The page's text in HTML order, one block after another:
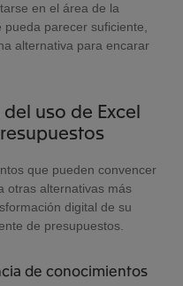
en el área de la
pueda parecer suficiente,
alternativa para encarar
uso de Excel
que pueden convencer
otras alternativas más
digital de su
de presupuestos.
de conocimientos